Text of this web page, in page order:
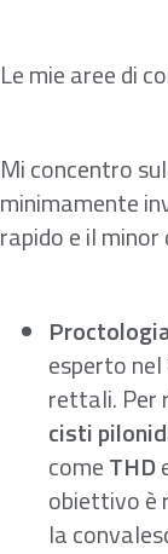
Le mie aree di
Mi concentro
minimamente
rapido e il
esperto
rettali. Per
cisti
comeTHD
obiettivo è
la